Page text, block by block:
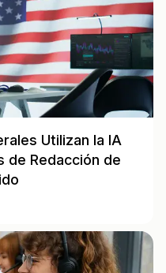
Utilizan la IA
de Redacción de